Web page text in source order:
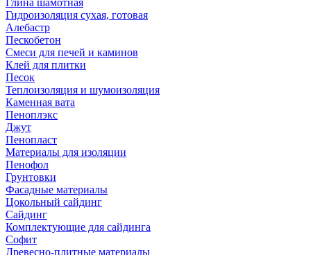
Глина шамотная
Гидроизоляция сухая, готовая
Алебастр
Пескобетон
Смеси для печей и каминов
Клей для плитки
Песок
Теплоизоляция и шумоизоляция
Каменная вата
Пеноплэкс
Джут
Пенопласт
Материалы для изоляции
Пенофол
Грунтовки
Фасадные материалы
Цокольный сайдинг
Сайдинг
Комплектующие для сайдинга
Софит
Древесно-плитные материалы